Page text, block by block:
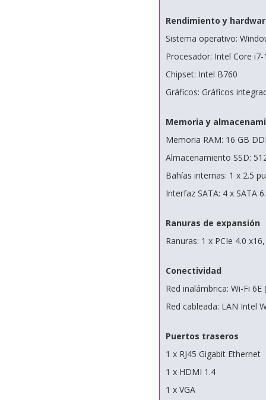
Rendimiento y
Sistema operativo:
Procesador: Intel Core
Chipset: Intel B760
Gráficos: Gráficos
Memoria y
Memoria RAM: 16 GB
Almacenamiento SSD:
Bahías internas: 1 x 2.5
Interfaz SATA: 4 x SATA
Ranuras de expansión
Ranuras: 1 x PCIe 4.0
Conectividad
Red inalámbrica: Wi-Fi
Red cableada: LAN Intel
Puertos traseros
1 x RJ45 Gigabit Ethernet
1 x HDMI 1.4
1 x VGA